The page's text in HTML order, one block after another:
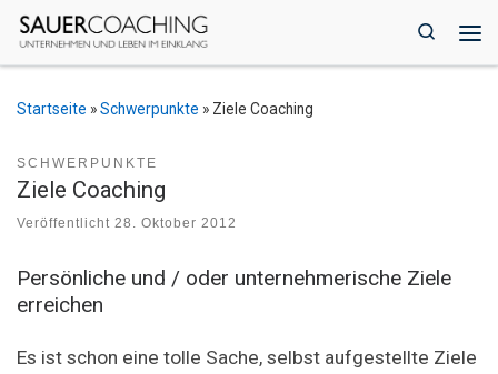
Zum Inhalt springen
Search
Startseite »Schwerpunkte » Ziele Coaching
SCHWERPUNKTE
Ziele Coaching
Veröffentlicht 28. Oktober 2012
Persönliche und / oder unternehmerische Ziele
erreichen
Es ist schon eine tolle Sache, selbst aufgestellte Ziele